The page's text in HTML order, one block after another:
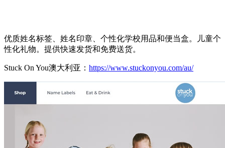
优质姓名标签、姓名印章、个性化学校用品和便当盒。儿童个
性化礼物。提供快速发货和免费送货。
Stuck On You澳大利亚： https://www.stuckonyou.com/au/